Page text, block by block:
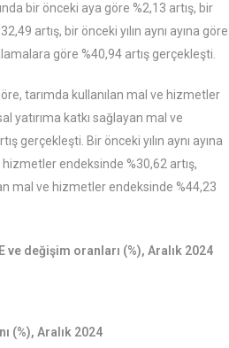
bir önceki aya göre %2,13 artış, bir
artış, bir önceki yılın aynı ayına göre
göre %40,94 artış gerçekleşti.
tarımda kullanılan mal ve hizmetler
yatırıma katkı sağlayan mal ve
gerçekleşti. Bir önceki yılın aynı ayına
endeksinde %30,62 artış,
mal ve hizmetler endeksinde %44,23
ve değişim oranları (%), Aralık 2024
(%), Aralık 2024